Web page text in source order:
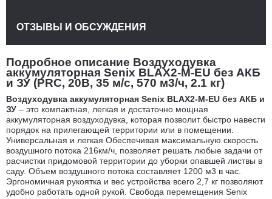
Подробное описание Воздуходувка
аккумуляторная Senix BLAX2-M-EU без АКБ
и ЗУ (PRC, 20В, 35 м/с, 570 м3/ч, 2.1 кг)
Воздуходувка аккумуляторная Senix BLAX2-M-EU без АКБ и
ЗУ – это компактная, легкая и достаточно мощная
аккумуляторная воздуходувка, которая позволит быстро навести
порядок на прилегающей территории или в помещении.
Универсальная и легкая Обеспечивая максимальную скорость
воздушного потока 216км/ч, позволяет решать любые задачи от
расчистки придомовой территории до уборки опавшей листвы в
саду. Объем воздушного потока составляет 1200 м3 в час.
Эргономичная рукоятка и вес устройства всего 2,7 кг позволяют
удобно работать одной рукой. Свобода перемещения Senix
ОТЗЫВЫ И ОБСУЖДЕНИЯ